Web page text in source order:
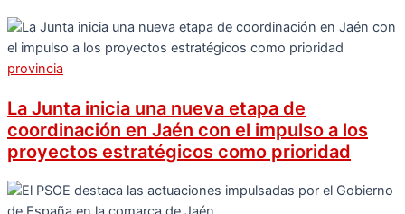
provincia
La Junta inicia una nueva etapa de
coordinación en Jaén con el impulso a los
proyectos estratégicos como prioridad